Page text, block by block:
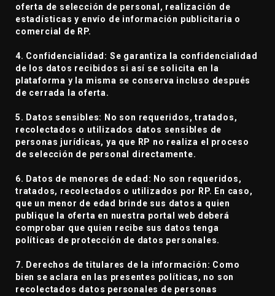
oferta de selección de personal, realización de
estadísticas y envío de información publicitaria o
comercial de RP.
4. Confidencialidad: Se garantiza la confidencialidad
de los datos recibidos si así se solicita en la
plataforma y la misma se conserva incluso después
de cerrada la oferta.
5. Datos sensibles: No son requeridos, tratados,
recolectados o utilizados datos sensibles de
personas jurídicas, ya que RP no realiza el proceso
de selección de personal directamente.
6. Datos de menores de edad: No son requeridos,
tratados, recolectados o utilizados por RP. En caso,
que un menor de edad brinde sus datos a quien
publique la oferta en nuestra portal web deberá
comprobar que quien recibe sus datos tenga
políticas de protección de datos personales.
7. Derechos de titulares de la información: Como
bien se aclara en las presentes políticas, no son
recolectados datos personales de personas